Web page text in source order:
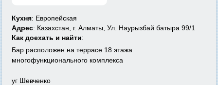
Кухня: Европейская
Адрес: Казахстан, г. Алматы, Ул. Наурызбай батыра 99/1
Как доехать и найти:
Бар расположен на террасе 18 этажа
многофункционального комплекса
уг Шевченко